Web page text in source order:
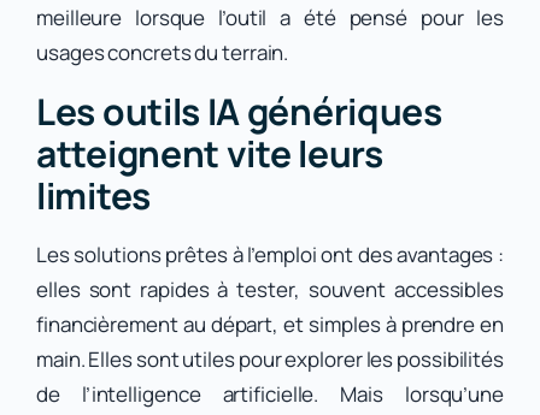
meilleure lorsque l’outil a été pensé pour les
usages concrets du terrain.
Les outils IA génériques
atteignent vite leurs
limites
Les solutions prêtes à l’emploi ont des avantages :
elles sont rapides à tester, souvent accessibles
financièrement au départ, et simples à prendre en
main. Elles sont utiles pour explorer les possibilités
de l’intelligence artificielle. Mais lorsqu’une